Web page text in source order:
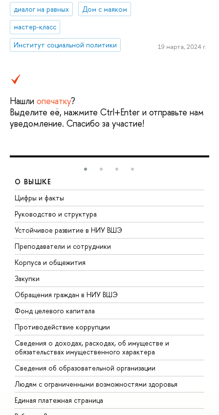
диалог на равных
Дом с маяком
мастер-класс
Институт социальной политики
19 марта, 2024 г.
Нашли опечатку?
Выделите её, нажмите Ctrl+Enter и отправьте нам
уведомление. Спасибо за участие!
О ВЫШКЕ
Цифры и факты
Руководство и структура
Устойчивое развитие в НИУ ВШЭ
Преподаватели и сотрудники
Корпуса и общежития
Закупки
Обращения граждан в НИУ ВШЭ
Фонд целевого капитала
Противодействие коррупции
Сведения о доходах, расходах, об имуществе и
обязательствах имущественного характера
Сведения об образовательной организации
Людям с ограниченными возможностями здоровья
Единая платежная страница